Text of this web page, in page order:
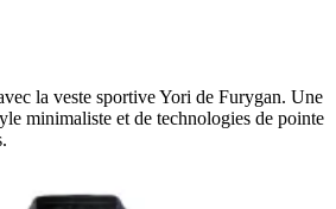
la veste sportive Yori de Furygan. Une
minimaliste et de technologies de pointe